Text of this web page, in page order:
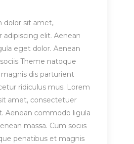
dolor sit amet,
adipiscing elit. Aenean
eget dolor. Aenean
Theme natoque
dis parturient
ridiculus mus. Lorem
amet, consectetuer
Aenean commodo ligula
massa. Cum sociis
penatibus et magnis